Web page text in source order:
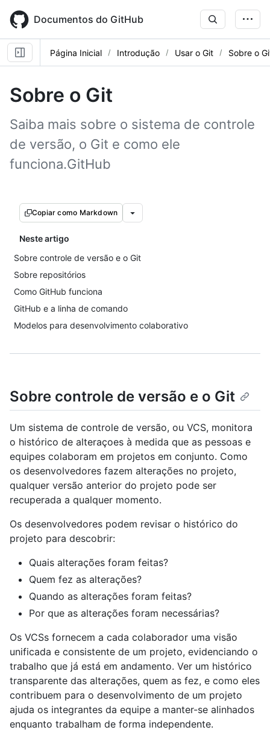
main
content
Documentos do GitHub
Página Inicial Introdução Usar o Git Sobre o
Sobre o Git
Saiba mais sobre o sistema de controle
de versão, o Git e como ele
funciona.GitHub
Copiar como Markdown
Neste artigo
Sobre controle de versão e o Git
Sobre repositórios
Como GitHub funciona
GitHub e a linha de comando
Modelos para desenvolvimento colaborativo
Sobre controle de versão e o Git
Um sistema de controle de versão, ou VCS, monitora
o histórico de alteraçoes à medida que as pessoas e
equipes colaboram em projetos em conjunto. Como
os desenvolvedores fazem alterações no projeto,
qualquer versão anterior do projeto pode ser
recuperada a qualquer momento.
Os desenvolvedores podem revisar o histórico do
projeto para descobrir:
Quais alterações foram feitas?
Quem fez as alterações?
Quando as alterações foram feitas?
Por que as alterações foram necessárias?
Os VCSs fornecem a cada colaborador uma visão
unificada e consistente de um projeto, evidenciando o
trabalho que já está em andamento. Ver um histórico
transparente das alterações, quem as fez, e como eles
contribuem para o desenvolvimento de um projeto
ajuda os integrantes da equipe a manter-se alinhados
enquanto trabalham de forma independente.